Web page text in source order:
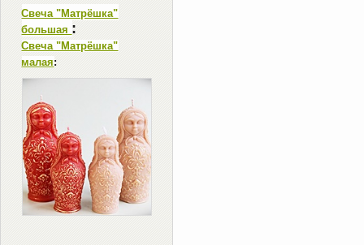
Свеча "Матрёшка"
большая :
Свеча "Матрёшка"
малая: